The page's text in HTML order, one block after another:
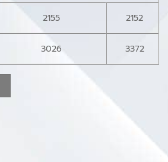
2155
2152
3026 3372